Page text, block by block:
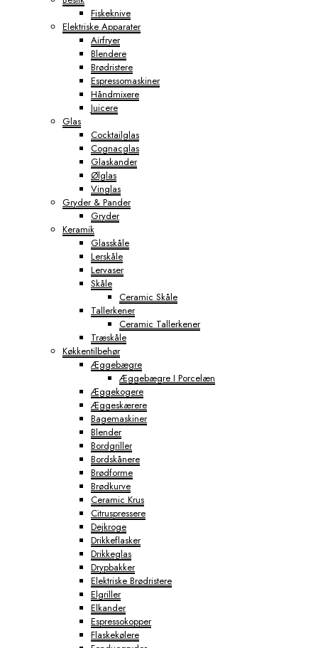
Fiskeknive
Elektriske Apparater
Airfryer
Blendere
Brødristere
Espressomaskiner
Håndmixere
Juicere
Glas
Cocktailglas
Cognacglas
Glaskander
Ølglas
Vinglas
Gryder & Pander
Gryder
Keramik
Glasskåle
Lerskåle
Lervaser
Skåle
Ceramic Skåle
Tallerkener
Ceramic Tallerkener
Træskåle
Køkkentilbehør
Æggebægre
Æggebægre I Porcelæn
Æggekogere
Æggeskærere
Bagemaskiner
Blender
Bordgriller
Bordskånere
Brødforme
Brødkurve
Ceramic Krus
Citruspressere
Dejkroge
Drikkeflasker
Drikkeglas
Drypbakker
Elektriske Brødristere
Elgriller
Elkander
Espressokopper
Flaskekølere